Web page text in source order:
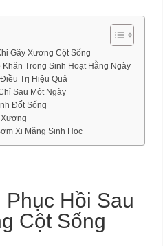
Gãy Xương Cột Sống
Trong Sinh Hoạt Hằng Ngày
Trị Hiệu Quả
Sau Một Ngày
Đốt Sống
Xi Măng Sinh Học
Phục Hồi Sau
Cột Sống